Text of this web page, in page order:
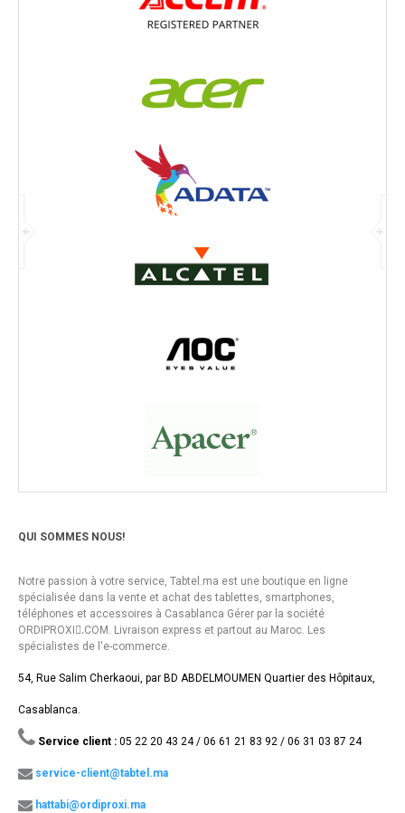
QUI SOMMES NOUS!
Notre passion à votre service, Tabtel.ma est une boutique en ligne
spécialisée dans la vente et achat des tablettes, smartphones,
téléphones et accessoires à Casablanca Gérer par la société
ORDIPROXI.ِCOM. Livraison express et partout au Maroc. Les
spécialistes de l'e-commerce.
54, Rue Salim Cherkaoui, par BD ABDELMOUMEN Quartier des Hôpitaux,
Casablanca.
Service client : 05 22 20 43 24 / 06 61 21 83 92 / 06 31 03 87 24
service-client@tabtel.ma
hattabi@ordiproxi.ma